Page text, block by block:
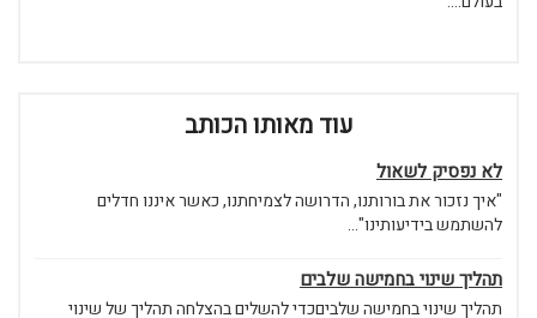
עוד מאותו הכותב
לא נפסיק לשאול
"איך נזכור את בורותנו, הדרושה לצמיחתנו, כאשר איננו חדלים
להשתמש בידיעותינו"...
תהליך שינוי בחמישה שלבים
תהליך שינוי בחמישה שלביםכדי להשלים בהצלחה תהליך של שינוי